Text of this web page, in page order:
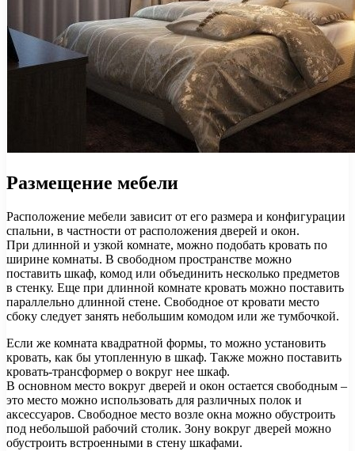
Размещение мебели
Расположение мебели зависит от его размера и конфигурации
спальни, в частности от расположения дверей и окон.
При длинной и узкой комнате, можно подобать кровать по
ширине комнаты. В свободном пространстве можно
поставить шкаф, комод или объединить несколько предметов
в стенку. Еще при длинной комнате кровать можно поставить
параллельно длинной стене. Свободное от кровати место
сбоку следует занять небольшим комодом или же тумбочкой.
Если же комната квадратной формы, то можно установить
кровать, как бы утопленную в шкаф. Также можно поставить
кровать-трансформер о вокруг нее шкаф.
В основном место вокруг дверей и окон остается свободным –
это место можно использовать для различных полок и
аксессуаров. Свободное место возле окна можно обустроить
под небольшой рабочий столик. Зону вокруг дверей можно
обустроить встроенными в стену шкафами.